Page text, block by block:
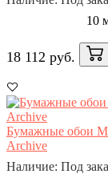
10
18 112 руб.
Бумажные обои
Archive
Наличие: Под